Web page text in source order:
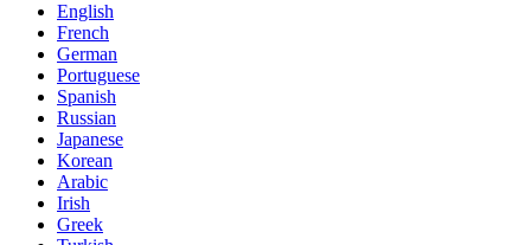
English
French
German
Portuguese
Spanish
Russian
Japanese
Korean
Arabic
Irish
Greek